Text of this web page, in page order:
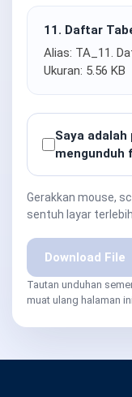
11. Daftar
Alias: TA_11.
Ukuran: 5.56 KB
Saya adalah
mengunduh
Gerakkan mouse,
sentuh layar
Download File
Tautan unduhan
muat ulang halaman